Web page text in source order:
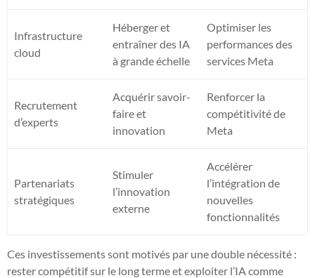
Infrastructure
cloud
Héberger et
entraîner des IA
à grande échelle
Optimiser les
performances des
services Meta
Recrutement
d’experts
Acquérir savoir-
faire et
innovation
Renforcer la
compétitivité de
Meta
Partenariats
stratégiques
Stimuler
l’innovation
externe
Accélérer
l’intégration de
nouvelles
fonctionnalités
Ces investissements sont motivés par une double nécessité :
rester compétitif sur le long terme et exploiter l’IA comme